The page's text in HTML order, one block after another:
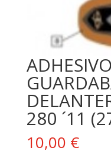
ADHESIVO
280 ´11
10,00 €